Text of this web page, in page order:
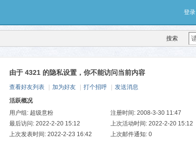
登录
搜索
由于 4321 的隐私设置，你不能访问当前内容
查看好友列表 加为好友 打个招呼
发送消息
活跃概况
用户组: 超级意粉
注册时间: 2008-3-30 11:47
最后访问: 2022-2-20 15:12
上次活动时间: 2022-2-20 15:12
上次发表时间: 2022-2-23 16:42
上次邮件通知: 0